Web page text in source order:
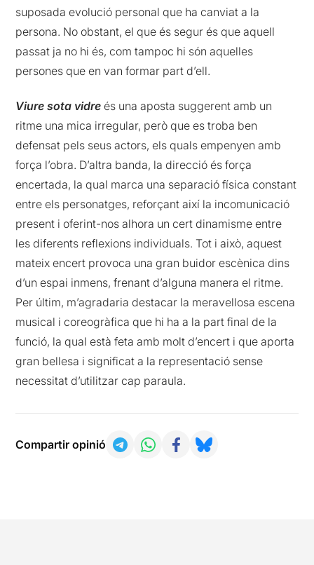
suposada evolució personal que ha canviat a la
persona. No obstant, el que és segur és que aquell
passat ja no hi és, com tampoc hi són aquelles
persones que en van formar part d’ell.
Viure sota vidre és una aposta suggerent amb un
ritme una mica irregular, però que es troba ben
defensat pels seus actors, els quals empenyen amb
força l’obra. D’altra banda, la direcció és força
encertada, la qual marca una separació física constant
entre els personatges, reforçant així la incomunicació
present i oferint-nos alhora un cert dinamisme entre
les diferents reflexions individuals. Tot i això, aquest
mateix encert provoca una gran buidor escènica dins
d’un espai inmens, frenant d’alguna manera el ritme.
Per últim, m’agradaria destacar la meravellosa escena
musical i coreogràfica que hi ha a la part final de la
funció, la qual està feta amb molt d’encert i que aporta
gran bellesa i significat a la representació sense
necessitat d’utilitzar cap paraula.
Compartir opinió